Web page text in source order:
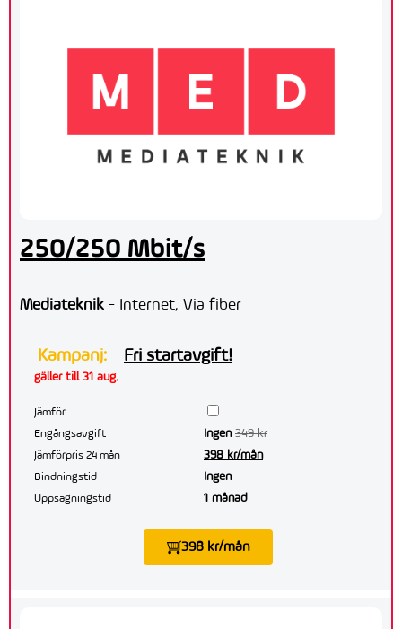
250/250 Mbit/s
Mediateknik - Internet, Via fiber
Kampanj: Fri startavgift!
gäller till 31 aug.
Jämför
Engångsavgift
Ingen 349 kr
Jämförpris 24 mån 398 kr/mån
Bindningstid Ingen
Uppsägningstid 1 månad
398 kr/mån